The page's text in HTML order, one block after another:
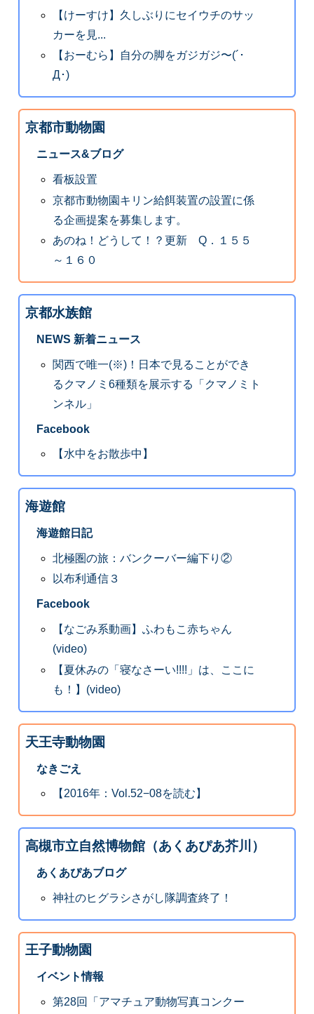
【けーすけ】久しぶりにセイウチのサッ
カーを見...
【おーむら】自分の脚をガジガジ〜(´･
Д･)
京都市動物園
ニュース&ブログ
看板設置
京都市動物園キリン給餌装置の設置に係
る企画提案を募集します。
あのね！どうして！？更新 Q．１５５
～１６０
京都水族館
NEWS 新着ニュース
関西で唯一(※)！日本で見ることができ
るクマノミ6種類を展示する「クマノミト
ンネル」
Facebook
【水中をお散歩中】
海遊館
海遊館日記
北極圏の旅：バンクーバー編下り②
以布利通信３
Facebook
【なごみ系動画】ふわもこ赤ちゃん
(video)
【夏休みの「寝なさーい!!!!」は、ここに
も！】(video)
天王寺動物園
なきごえ
【2016年：Vol.52−08を読む】
高槻市立自然博物館（あくあぴあ芥川）
あくあぴあブログ
神社のヒグラシさがし隊調査終了！
王子動物園
イベント情報
第28回「アマチュア動物写真コンクー